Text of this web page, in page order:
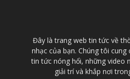
Đây là trang web tin tức về
nhạc của bạn. Chúng tôi
tin tức nóng hổi, những video
giải trí và khắp nơi